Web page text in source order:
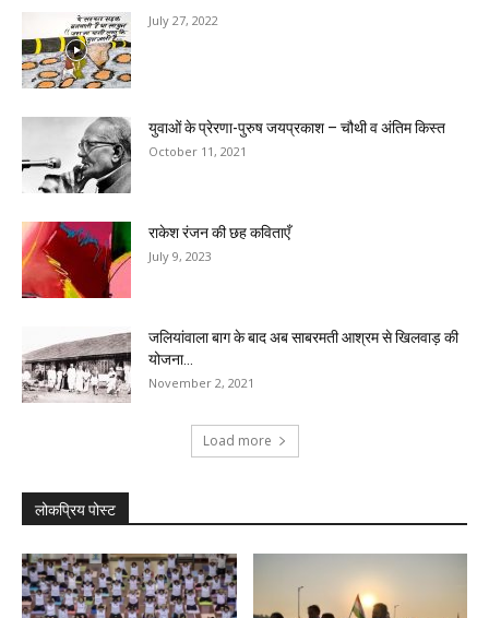
July 27, 2022
युवाओं के प्रेरणा-पुरुष जयप्रकाश – चौथी व अंतिम किस्त
October 11, 2021
राकेश रंजन की छह कविताएँ
July 9, 2023
जलियांवाला बाग के बाद अब साबरमती आश्रम से खिलवाड़ की
योजना...
November 2, 2021
Load more
लोकप्रिय पोस्ट